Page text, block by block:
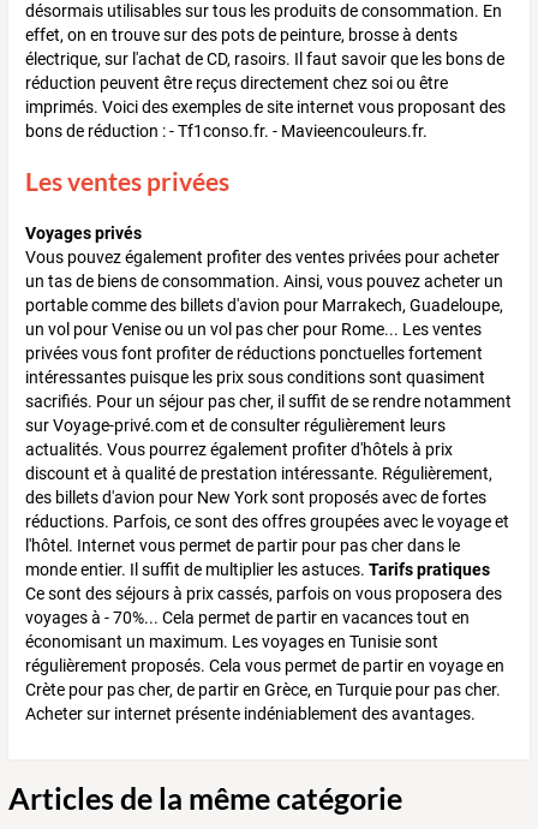
désormais utilisables sur tous les produits de consommation. En
effet, on en trouve sur des pots de peinture, brosse à dents
électrique, sur l'achat de CD, rasoirs. Il faut savoir que les bons de
réduction peuvent être reçus directement chez soi ou être
imprimés. Voici des exemples de site internet vous proposant des
bons de réduction : - Tf1conso.fr. - Mavieencouleurs.fr.
Les ventes privées
Voyages privés
Vous pouvez également profiter des ventes privées pour acheter
un tas de biens de consommation. Ainsi, vous pouvez acheter un
portable comme des billets d'avion pour Marrakech, Guadeloupe,
un vol pour Venise ou un vol pas cher pour Rome... Les ventes
privées vous font profiter de réductions ponctuelles fortement
intéressantes puisque les prix sous conditions sont quasiment
sacrifiés. Pour un séjour pas cher, il suffit de se rendre notamment
sur Voyage-privé.com et de consulter régulièrement leurs
actualités. Vous pourrez également profiter d'hôtels à prix
discount et à qualité de prestation intéressante. Régulièrement,
des billets d'avion pour New York sont proposés avec de fortes
réductions. Parfois, ce sont des offres groupées avec le voyage et
l'hôtel. Internet vous permet de partir pour pas cher dans le
monde entier. Il suffit de multiplier les astuces. Tarifs pratiques
Ce sont des séjours à prix cassés, parfois on vous proposera des
voyages à - 70%... Cela permet de partir en vacances tout en
économisant un maximum. Les voyages en Tunisie sont
régulièrement proposés. Cela vous permet de partir en voyage en
Crète pour pas cher, de partir en Grèce, en Turquie pour pas cher.
Acheter sur internet présente indéniablement des avantages.
Articles de la même catégorie